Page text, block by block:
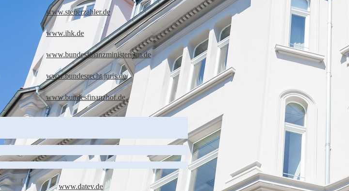
www.steuerzahler.de
www.ihk.de
www.bundesfinanzministerium.de
www.bundesrecht.juris.de
www.bundesfinanzhof.de
www.datev.de